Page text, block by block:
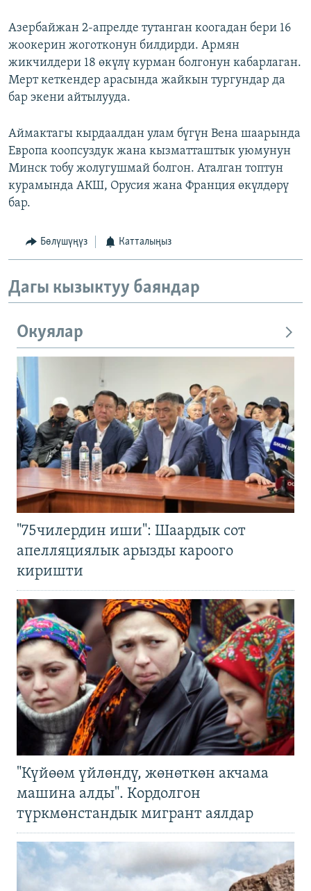
Азербайжан 2-апрелде тутанган коогадан бери 16
жоокерин жоготконун билдирди. Армян
жикчилдери 18 өкүлү курман болгонун кабарлаган.
Мерт кеткендер арасында жайкын тургундар да
бар экени айтылууда.
Аймактагы кырдаалдан улам бүгүн Вена шаарында
Европа коопсуздук жана кызматташтык уюмунун
Минск тобу жолугушмай болгон. Аталган топтун
курамында АКШ, Орусия жана Франция өкүлдөрү
бар.
Бөлүшүңүз Катталыңыз
Дагы кызыктуу баяндар
Окуялар
"75чилердин иши": Шаардык сот
апелляциялык арызды кароого
киришти
"Күйөөм үйлөндү, жөнөткөн акчама
машина алды". Кордолгон
түркмөнстандык мигрант аялдар